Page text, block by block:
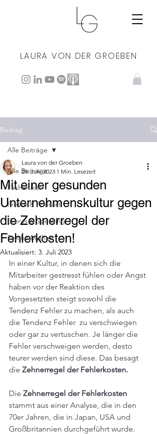
LAURA VON DER GROEBEN
Beitrag
Alle Beiträge
Fachartikel
Presse & Podcast
Events & Speaking
Psycho Mythen
Alle Beiträge
Mit einer gesunden
Unternehmenskultur gegen
die Zehnerregel der
Fehlerkosten!
Laura von der Groeben
28. Juni 2023 1 Min. Lesezeit
Aktualisiert: 3. Juli 2023
In einer Kultur, in denen sich die
Mitarbeiter gestresst fühlen oder Angst
haben vor der Reaktion des
Vorgesetzten steigt sowohl die
Tendenz Fehler zu machen, als auch
die Tendenz Fehler  zu verschwiegen
oder gar zu vertuschen. Je länger die
Fehler verschweigen werden, desto
teurer werden sind diese. Das besagt
die Zehnerregel der Fehlerkosten.
Die Zehnerregel der Fehlerkosten
stammt aus einer Analyse, die in den
70er Jahren, die in Japan, USA und
Großbritannien durchgeführt wurde.